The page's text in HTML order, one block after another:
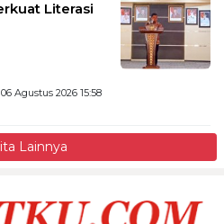
Literasi
Agustus 2026 15:58
Lainnya